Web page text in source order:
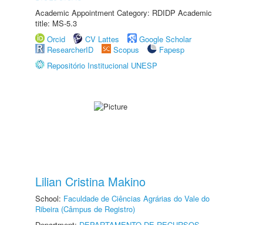
Academic Appointment Category: RDIDP Academic
title: MS-5.3
Orcid
CV Lattes
Google Scholar
ResearcherID
Scopus
Fapesp
Repositório Institucional UNESP
Lilian Cristina Makino
School: Faculdade de Ciências Agrárias do Vale do
Ribeira (Câmpus de Registro)